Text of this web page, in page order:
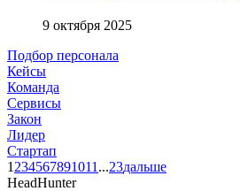
9 октября 2025
Подбор персонала
Кейсы
Команда
Сервисы
Закон
Лидер
Стартап
1 234567891011 ...23дальше
HeadHunter